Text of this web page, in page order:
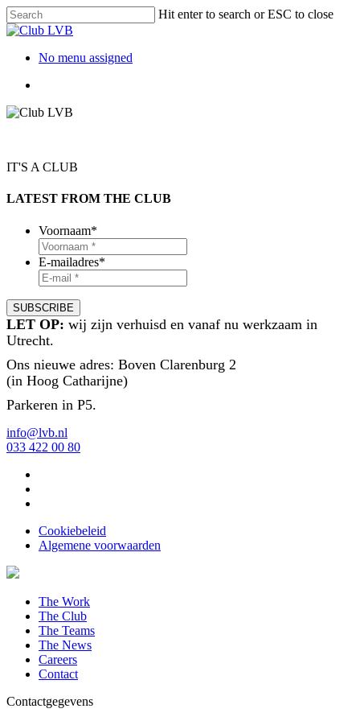
Hit enter to search or ESC to close
No menu assigned
IT'S A CLUB
LATEST FROM THE CLUB
Voornaam*
E-mailadres*
LET OP: wij zijn verhuisd en vanaf nu werkzaam in
Utrecht.
Ons nieuwe adres: Boven Clarenburg 2
(in Hoog Catharijne)
Parkeren in P5.
info@lvb.nl
033 422 00 80
Cookiebeleid
Algemene voorwaarden
The Work
The Club
The Teams
The News
Careers
Contact
Contactgegevens